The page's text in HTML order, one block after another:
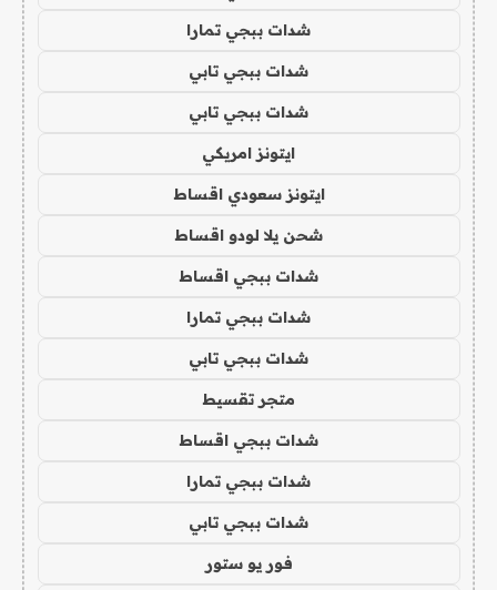
شدات ببجي تمارا
شدات ببجي تابي
شدات ببجي تابي
ايتونز امريكي
ايتونز سعودي اقساط
شحن يلا لودو اقساط
شدات ببجي اقساط
شدات ببجي تمارا
شدات ببجي تابي
متجر تقسيط
شدات ببجي اقساط
شدات ببجي تمارا
شدات ببجي تابي
فور يو ستور